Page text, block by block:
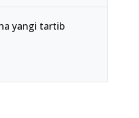
yangi tartib